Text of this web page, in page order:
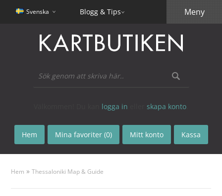
Svenska Blogg & Tips
logga in skapa konto
Hem Mina favoriter (0) Mitt konto Kassa
Meny
Hem »Thessaloniki Map & Guide